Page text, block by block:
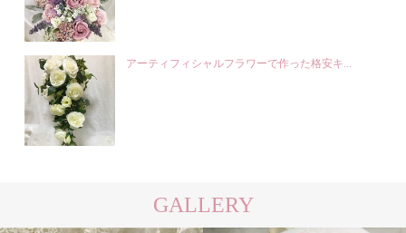
アーティフィシャルフラワーで作った格安キ...
GALLERY